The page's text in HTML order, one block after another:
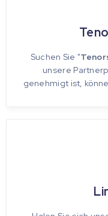
Suchen Sie "
unsere
genehmigt ist,